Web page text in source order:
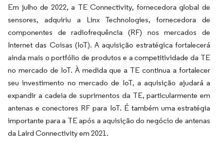
Em julho de 2022, a TE Connectivity, fornecedora global de
sensores, adquiriu a Linx Technologies, fornecedora de
componentes de radiofrequência (RF) nos mercados de
Internet das Coisas (IoT). A aquisição estratégica fortalecerá
ainda mais o portfólio de produtos e a competitividade da TE
no mercado de IoT. À medida que a TE continua a fortalecer
seu investimento no mercado de IoT, a aquisição ajudará a
expandir a cadeia de suprimentos da TE, particularmente em
antenas e conectores RF para IoT. É também uma estratégia
importante para a TE após a aquisição do negócio de antenas
da Laird Connectivity em 2021.